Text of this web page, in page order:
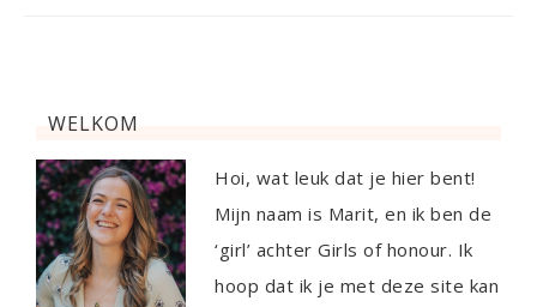
WELKOM
Hoi, wat leuk dat je hier bent!
Mijn naam is Marit, en ik ben de
‘girl’ achter Girls of honour. Ik
hoop dat ik je met deze site kan